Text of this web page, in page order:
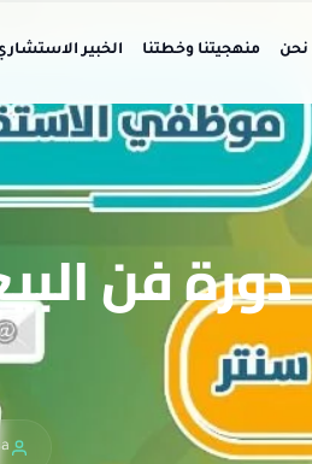
منهجيتنا وخطتنا الخبير
دورة فن